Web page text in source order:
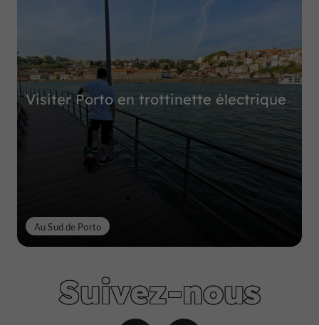
Visiter Porto en trottinette électrique
Au Sud de Porto
Suivez-nous